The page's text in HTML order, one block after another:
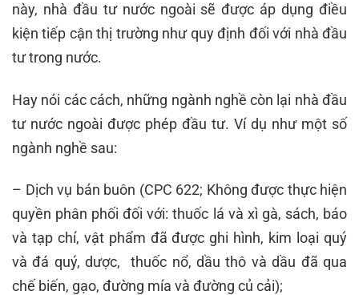
này, nhà đầu tư nước ngoài sẽ được áp dụng điều
kiện tiếp cận thị trường như quy định đối với nhà đầu
tư trong nước.
Hay nói các cách, những ngành nghề còn lại nhà đầu
tư nước ngoài được phép đầu tư. Ví dụ như một số
ngành nghề sau:
– Dịch vụ bán buôn (CPC 622; Không được thực hiện
quyền phân phối đối với: thuốc lá và xì gà, sách, báo
và tạp chí, vật phẩm đã được ghi hình, kim loại quý
và đá quý, dược, thuốc nổ, dầu thô và dầu đã qua
chế biến, gạo, đường mía và đường củ cải);